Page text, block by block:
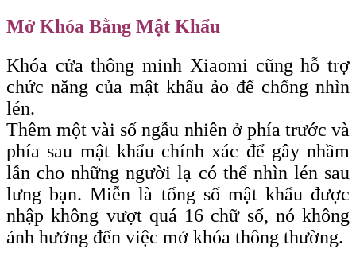
Mở Khóa Bằng Mật Khẩu
Khóa cửa thông minh Xiaomi cũng hỗ trợ
chức năng của mật khẩu ảo để chống nhìn
lén.
Thêm một vài số ngẫu nhiên ở phía trước và
phía sau mật khẩu chính xác để gây nhầm
lẫn cho những người lạ có thể nhìn lén sau
lưng bạn. Miễn là tổng số mật khẩu được
nhập không vượt quá 16 chữ số, nó không
ảnh hưởng đến việc mở khóa thông thường.